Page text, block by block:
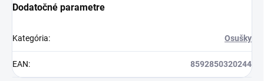
Dodatočné parametre
Kategória: Osušky
EAN: 8592850320244